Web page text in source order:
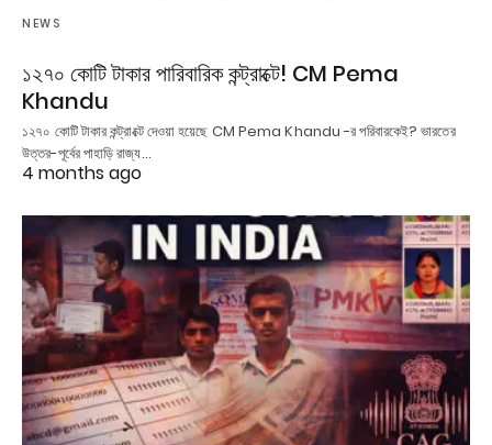
NEWS
১২৭০ কোটি টাকার পারিবারিক কন্ট্রাক্টে! CM Pema
Khandu
১২৭০ কোটি টাকার কন্ট্রাক্টে দেওয়া হয়েছে CM Pema Khandu -র পরিবারকেই? ভারতের
উত্তর-পূর্বের পাহাড়ি রাজ্য…
4 months ago